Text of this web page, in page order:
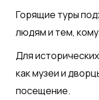
Горящие туры
людям и тем,
Для
как музеи и
посещение.